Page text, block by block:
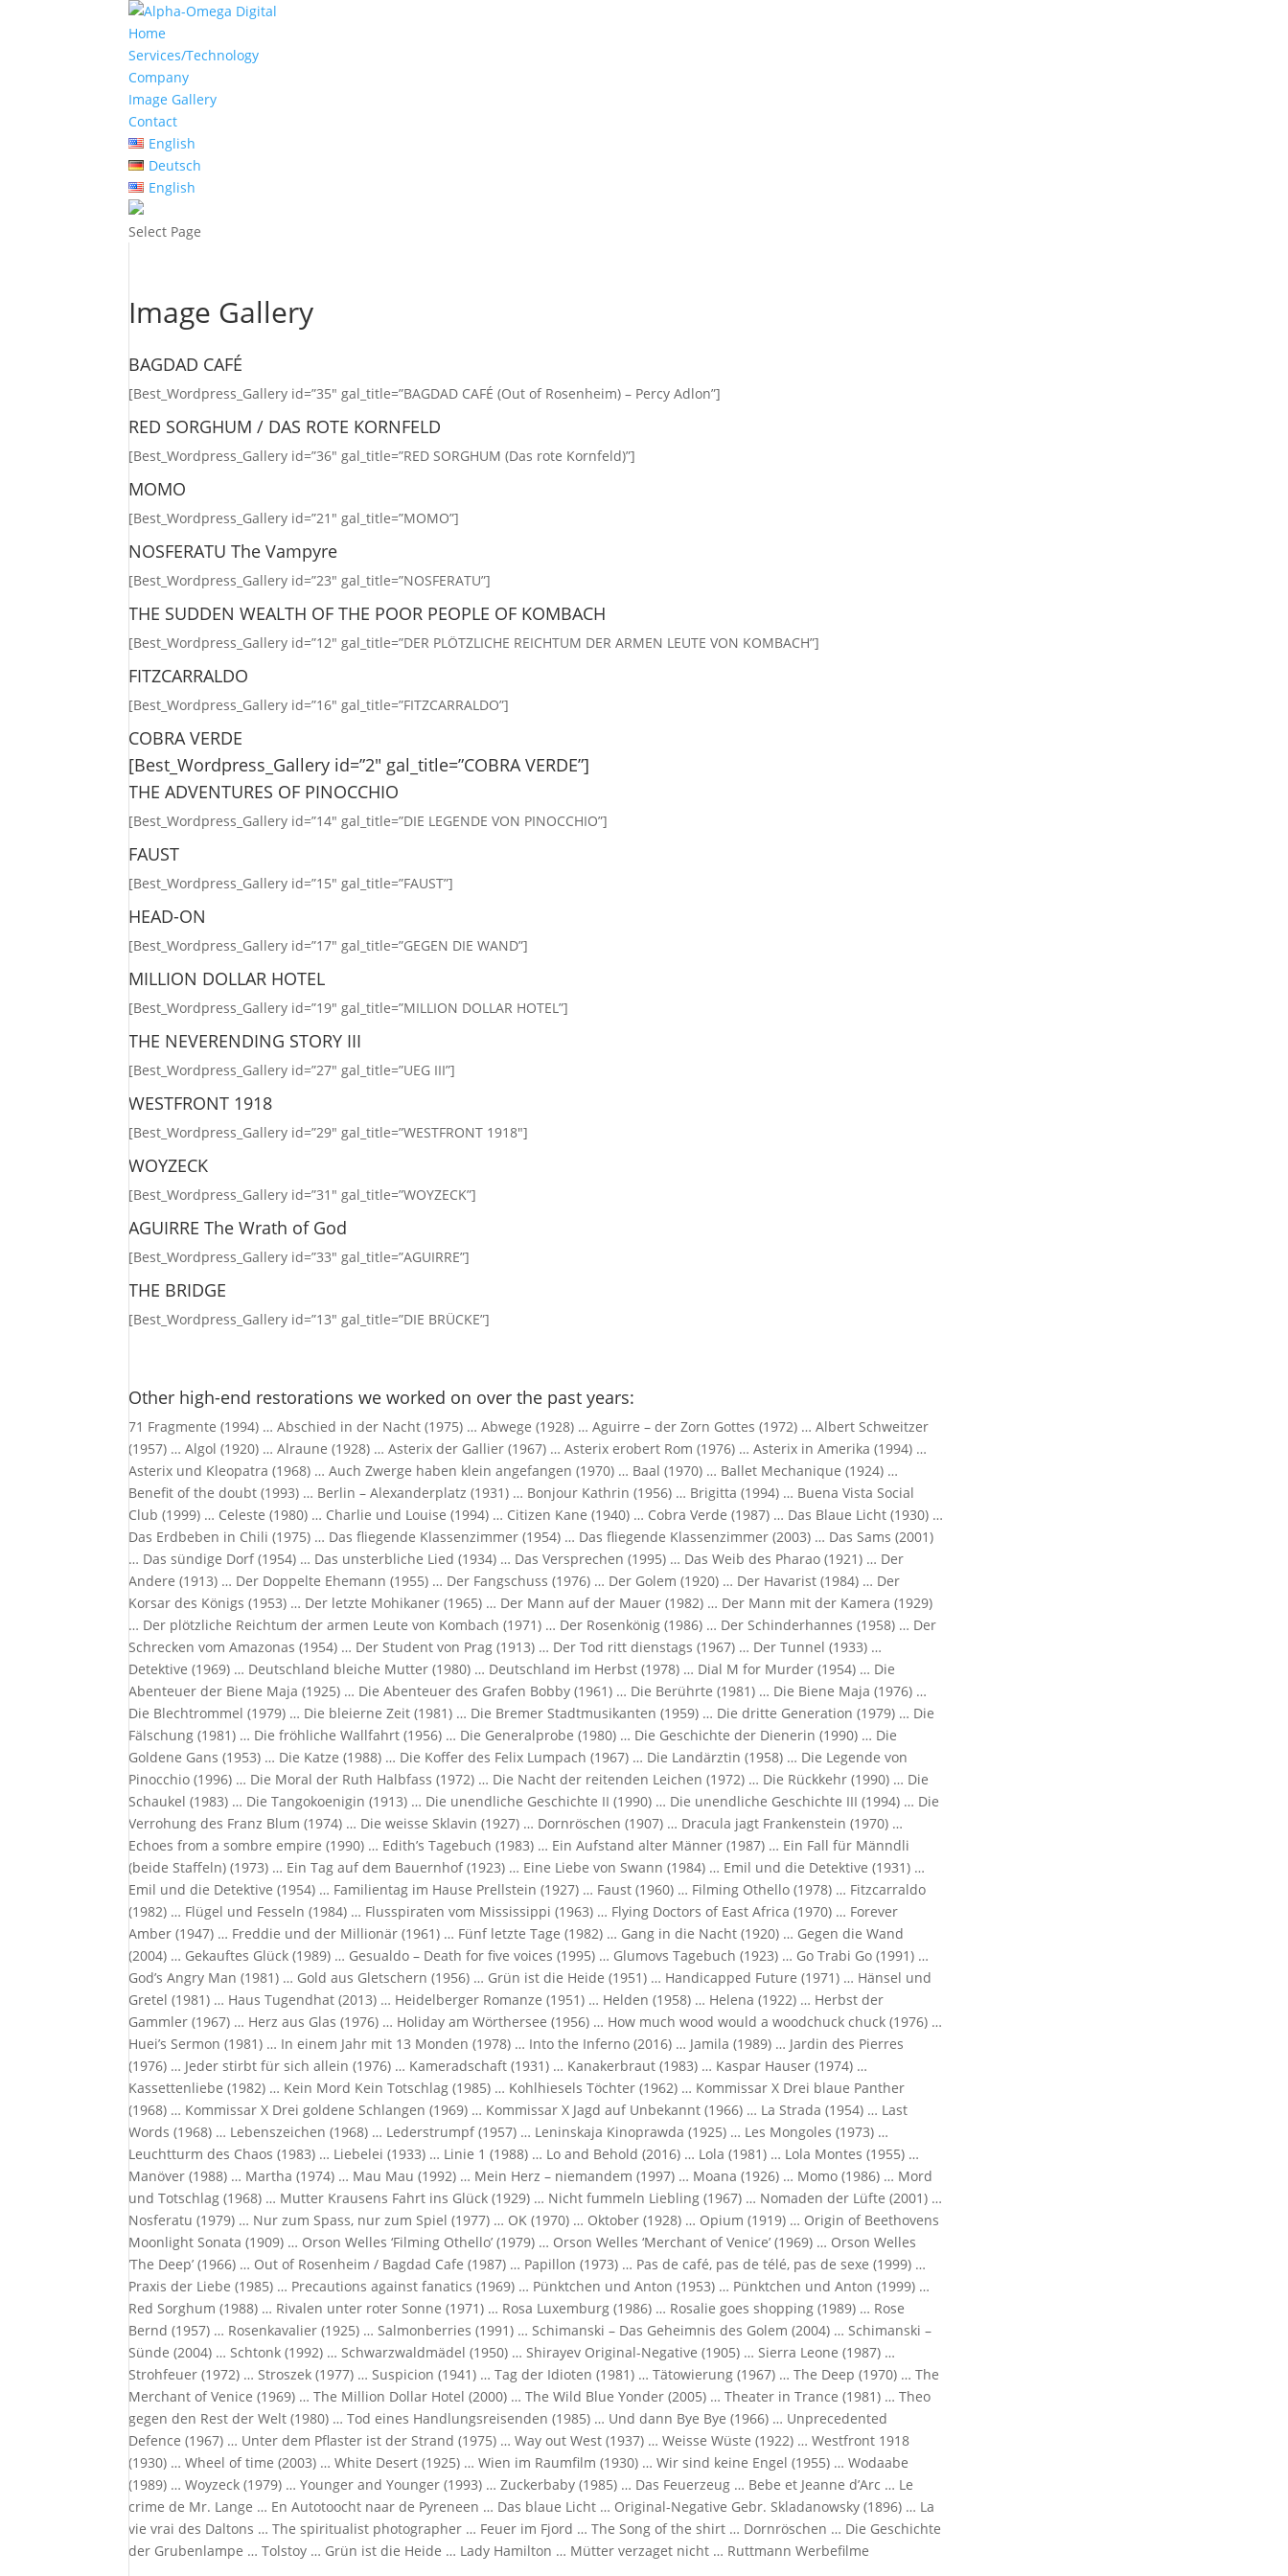
Home
Services/Technology
Company
Image Gallery
Contact
English
Deutsch
English
Select Page
Image Gallery
BAGDAD CAFÉ
[Best_Wordpress_Gallery id=”35″ gal_title=”BAGDAD CAFÉ (Out of Rosenheim) – Percy Adlon”]
RED SORGHUM / DAS ROTE KORNFELD
[Best_Wordpress_Gallery id=”36″ gal_title=”RED SORGHUM (Das rote Kornfeld)”]
MOMO
[Best_Wordpress_Gallery id=”21″ gal_title=”MOMO”]
NOSFERATU The Vampyre
[Best_Wordpress_Gallery id=”23″ gal_title=”NOSFERATU”]
THE SUDDEN WEALTH OF THE POOR PEOPLE OF KOMBACH
[Best_Wordpress_Gallery id=”12″ gal_title=”DER PLÖTZLICHE REICHTUM DER ARMEN LEUTE VON KOMBACH”]
FITZCARRALDO
[Best_Wordpress_Gallery id=”16″ gal_title=”FITZCARRALDO”]
COBRA VERDE
[Best_Wordpress_Gallery id=”2″ gal_title=”COBRA VERDE”]
THE ADVENTURES OF PINOCCHIO
[Best_Wordpress_Gallery id=”14″ gal_title=”DIE LEGENDE VON PINOCCHIO”]
FAUST
[Best_Wordpress_Gallery id=”15″ gal_title=”FAUST”]
HEAD-ON
[Best_Wordpress_Gallery id=”17″ gal_title=”GEGEN DIE WAND”]
MILLION DOLLAR HOTEL
[Best_Wordpress_Gallery id=”19″ gal_title=”MILLION DOLLAR HOTEL”]
THE NEVERENDING STORY III
[Best_Wordpress_Gallery id=”27″ gal_title=”UEG III”]
WESTFRONT 1918
[Best_Wordpress_Gallery id=”29″ gal_title=”WESTFRONT 1918″]
WOYZECK
[Best_Wordpress_Gallery id=”31″ gal_title=”WOYZECK”]
AGUIRRE The Wrath of God
[Best_Wordpress_Gallery id=”33″ gal_title=”AGUIRRE”]
THE BRIDGE
[Best_Wordpress_Gallery id=”13″ gal_title=”DIE BRÜCKE”]
Other high-end restorations we worked on over the past years:
71 Fragmente (1994) … Abschied in der Nacht (1975) … Abwege (1928) … Aguirre – der Zorn Gottes (1972) … Albert Schweitzer
(1957) … Algol (1920) … Alraune (1928) … Asterix der Gallier (1967) … Asterix erobert Rom (1976) … Asterix in Amerika (1994) …
Asterix und Kleopatra (1968) … Auch Zwerge haben klein angefangen (1970) … Baal (1970) … Ballet Mechanique (1924) …
Benefit of the doubt (1993) … Berlin – Alexanderplatz (1931) … Bonjour Kathrin (1956) … Brigitta (1994) … Buena Vista Social
Club (1999) … Celeste (1980) … Charlie und Louise (1994) … Citizen Kane (1940) … Cobra Verde (1987) … Das Blaue Licht (1930) …
Das Erdbeben in Chili (1975) … Das fliegende Klassenzimmer (1954) … Das fliegende Klassenzimmer (2003) … Das Sams (2001)
… Das sündige Dorf (1954) … Das unsterbliche Lied (1934) … Das Versprechen (1995) … Das Weib des Pharao (1921) … Der
Andere (1913) … Der Doppelte Ehemann (1955) … Der Fangschuss (1976) … Der Golem (1920) … Der Havarist (1984) … Der
Korsar des Königs (1953) … Der letzte Mohikaner (1965) … Der Mann auf der Mauer (1982) … Der Mann mit der Kamera (1929)
… Der plötzliche Reichtum der armen Leute von Kombach (1971) … Der Rosenkönig (1986) … Der Schinderhannes (1958) … Der
Schrecken vom Amazonas (1954) … Der Student von Prag (1913) … Der Tod ritt dienstags (1967) … Der Tunnel (1933) …
Detektive (1969) … Deutschland bleiche Mutter (1980) … Deutschland im Herbst (1978) … Dial M for Murder (1954) … Die
Abenteuer der Biene Maja (1925) … Die Abenteuer des Grafen Bobby (1961) … Die Berührte (1981) … Die Biene Maja (1976) …
Die Blechtrommel (1979) … Die bleierne Zeit (1981) … Die Bremer Stadtmusikanten (1959) … Die dritte Generation (1979) … Die
Fälschung (1981) … Die fröhliche Wallfahrt (1956) … Die Generalprobe (1980) … Die Geschichte der Dienerin (1990) … Die
Goldene Gans (1953) … Die Katze (1988) … Die Koffer des Felix Lumpach (1967) … Die Landärztin (1958) … Die Legende von
Pinocchio (1996) … Die Moral der Ruth Halbfass (1972) … Die Nacht der reitenden Leichen (1972) … Die Rückkehr (1990) … Die
Schaukel (1983) … Die Tangokoenigin (1913) … Die unendliche Geschichte II (1990) … Die unendliche Geschichte III (1994) … Die
Verrohung des Franz Blum (1974) … Die weisse Sklavin (1927) … Dornröschen (1907) … Dracula jagt Frankenstein (1970) …
Echoes from a sombre empire (1990) … Edith’s Tagebuch (1983) … Ein Aufstand alter Männer (1987) … Ein Fall für Männdli
(beide Staffeln) (1973) … Ein Tag auf dem Bauernhof (1923) … Eine Liebe von Swann (1984) … Emil und die Detektive (1931) …
Emil und die Detektive (1954) … Familientag im Hause Prellstein (1927) … Faust (1960) … Filming Othello (1978) … Fitzcarraldo
(1982) … Flügel und Fesseln (1984) … Flusspiraten vom Mississippi (1963) … Flying Doctors of East Africa (1970) … Forever
Amber (1947) … Freddie und der Millionär (1961) … Fünf letzte Tage (1982) … Gang in die Nacht (1920) … Gegen die Wand
(2004) … Gekauftes Glück (1989) … Gesualdo – Death for five voices (1995) … Glumovs Tagebuch (1923) … Go Trabi Go (1991) …
God’s Angry Man (1981) … Gold aus Gletschern (1956) … Grün ist die Heide (1951) … Handicapped Future (1971) … Hänsel und
Gretel (1981) … Haus Tugendhat (2013) … Heidelberger Romanze (1951) … Helden (1958) … Helena (1922) … Herbst der
Gammler (1967) … Herz aus Glas (1976) … Holiday am Wörthersee (1956) … How much wood would a woodchuck chuck (1976) …
Huei’s Sermon (1981) … In einem Jahr mit 13 Monden (1978) … Into the Inferno (2016) … Jamila (1989) … Jardin des Pierres
(1976) … Jeder stirbt für sich allein (1976) … Kameradschaft (1931) … Kanakerbraut (1983) … Kaspar Hauser (1974) …
Kassettenliebe (1982) … Kein Mord Kein Totschlag (1985) … Kohlhiesels Töchter (1962) … Kommissar X Drei blaue Panther
(1968) … Kommissar X Drei goldene Schlangen (1969) … Kommissar X Jagd auf Unbekannt (1966) … La Strada (1954) … Last
Words (1968) … Lebenszeichen (1968) … Lederstrumpf (1957) … Leninskaja Kinoprawda (1925) … Les Mongoles (1973) …
Leuchtturm des Chaos (1983) … Liebelei (1933) … Linie 1 (1988) … Lo and Behold (2016) … Lola (1981) … Lola Montes (1955) …
Manöver (1988) … Martha (1974) … Mau Mau (1992) … Mein Herz – niemandem (1997) … Moana (1926) … Momo (1986) … Mord
und Totschlag (1968) … Mutter Krausens Fahrt ins Glück (1929) … Nicht fummeln Liebling (1967) … Nomaden der Lüfte (2001) …
Nosferatu (1979) … Nur zum Spass, nur zum Spiel (1977) … OK (1970) … Oktober (1928) … Opium (1919) … Origin of Beethovens
Moonlight Sonata (1909) … Orson Welles ‘Filming Othello’ (1979) … Orson Welles ‘Merchant of Venice’ (1969) … Orson Welles
‘The Deep’ (1966) … Out of Rosenheim / Bagdad Cafe (1987) … Papillon (1973) … Pas de café, pas de télé, pas de sexe (1999) …
Praxis der Liebe (1985) … Precautions against fanatics (1969) … Pünktchen und Anton (1953) … Pünktchen und Anton (1999) …
Red Sorghum (1988) … Rivalen unter roter Sonne (1971) … Rosa Luxemburg (1986) … Rosalie goes shopping (1989) … Rose
Bernd (1957) … Rosenkavalier (1925) … Salmonberries (1991) … Schimanski – Das Geheimnis des Golem (2004) … Schimanski –
Sünde (2004) … Schtonk (1992) … Schwarzwaldmädel (1950) … Shirayev Original-Negative (1905) … Sierra Leone (1987) …
Strohfeuer (1972) … Stroszek (1977) … Suspicion (1941) … Tag der Idioten (1981) … Tätowierung (1967) … The Deep (1970) … The
Merchant of Venice (1969) … The Million Dollar Hotel (2000) … The Wild Blue Yonder (2005) … Theater in Trance (1981) … Theo
gegen den Rest der Welt (1980) … Tod eines Handlungsreisenden (1985) … Und dann Bye Bye (1966) … Unprecedented
Defence (1967) … Unter dem Pflaster ist der Strand (1975) … Way out West (1937) … Weisse Wüste (1922) … Westfront 1918
(1930) … Wheel of time (2003) … White Desert (1925) … Wien im Raumfilm (1930) … Wir sind keine Engel (1955) … Wodaabe
(1989) … Woyzeck (1979) … Younger and Younger (1993) … Zuckerbaby (1985) … Das Feuerzeug … Bebe et Jeanne d’Arc … Le
crime de Mr. Lange … En Autotoocht naar de Pyreneen … Das blaue Licht … Original-Negative Gebr. Skladanowsky (1896) … La
vie vrai des Daltons … The spiritualist photographer … Feuer im Fjord … The Song of the shirt … Dornröschen … Die Geschichte
der Grubenlampe … Tolstoy … Grün ist die Heide … Lady Hamilton … Mütter verzaget nicht … Ruttmann Werbefilme